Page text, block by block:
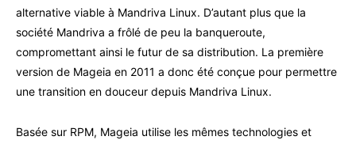
alternative viable à Mandriva Linux. D’autant plus que la
société Mandriva a frôlé de peu la banqueroute,
compromettant ainsi le futur de sa distribution. La première
version de Mageia en 2011 a donc été conçue pour permettre
une transition en douceur depuis Mandriva Linux.
Basée sur RPM, Mageia utilise les mêmes technologies et